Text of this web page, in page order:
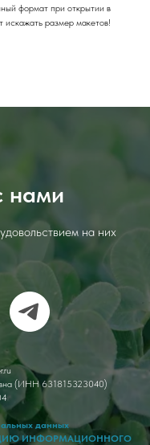
формат при открытии в
размер макетов!
нами
на них
(ИНН 631815323040)
данных
ИНФОРМАЦИОННОГО